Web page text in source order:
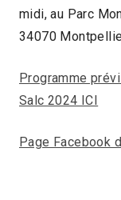
midi, au Parc
34070
Programme
Salc 2024 ICI
Page Facebook